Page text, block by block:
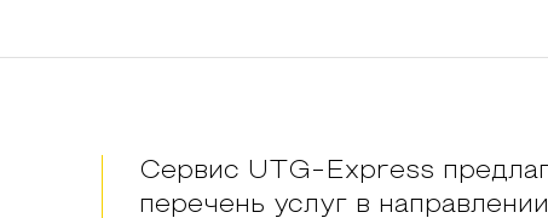
Сервис UTG-Express
перечень услуг в